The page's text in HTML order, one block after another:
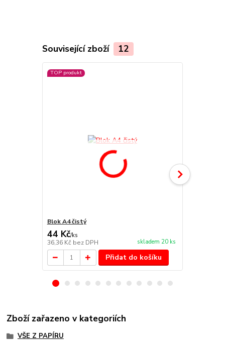
Související zboží 12
TOP produkt
Blok A4 čistý
44 Kč/ks
36,36 Kč bez DPH skladem 20 ks
Přidat do košíku
Zboží zařazeno v kategoriích
VŠE Z PAPÍRU